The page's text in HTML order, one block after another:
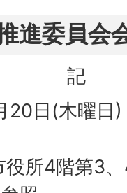
進委員会
記
20日(木曜日
役所4階第3